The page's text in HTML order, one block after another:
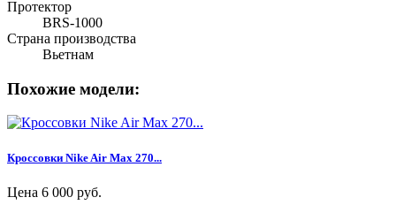
Протектор
BRS-1000
Страна производства
Вьетнам
Похожие модели:
Кроссовки Nike Air Max 270...
Цена 6 000 руб.